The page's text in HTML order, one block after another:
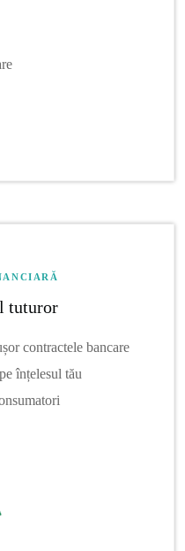
tuturor
contractele bancare
înțelesul tău